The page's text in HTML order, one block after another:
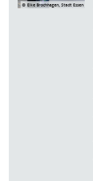
© Elke Brochhagen, Stadt Essen